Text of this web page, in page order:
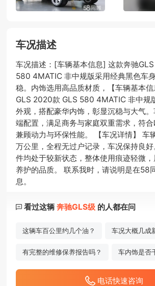
车况描述
车况描述：[车辆基本信息] 这款奔驰
580 4MATIC 非中规版采用经典黑色车
稳。内饰选用高品质材质，【车辆基本
GLS 2020款 GLS 580 4MATIC 非中规
外观，搭配豪华内饰，彰显沉稳与大气
端配置，满足商务与家庭双重需求，符合
兼顾动力与环保性能。 【车况详情】 车
万公里，全程无过户记录，车况保持良
件均处于较新状态，整体使用痕迹轻微
养护的品质。 联系我时，请说明是在58
息。
看过这辆奔驰GLS级 的人都在问
这辆车百公里约几个油？ 车况大概几成
有完整的维修保养报告吗？ 车内饰是否
电话快速咨询